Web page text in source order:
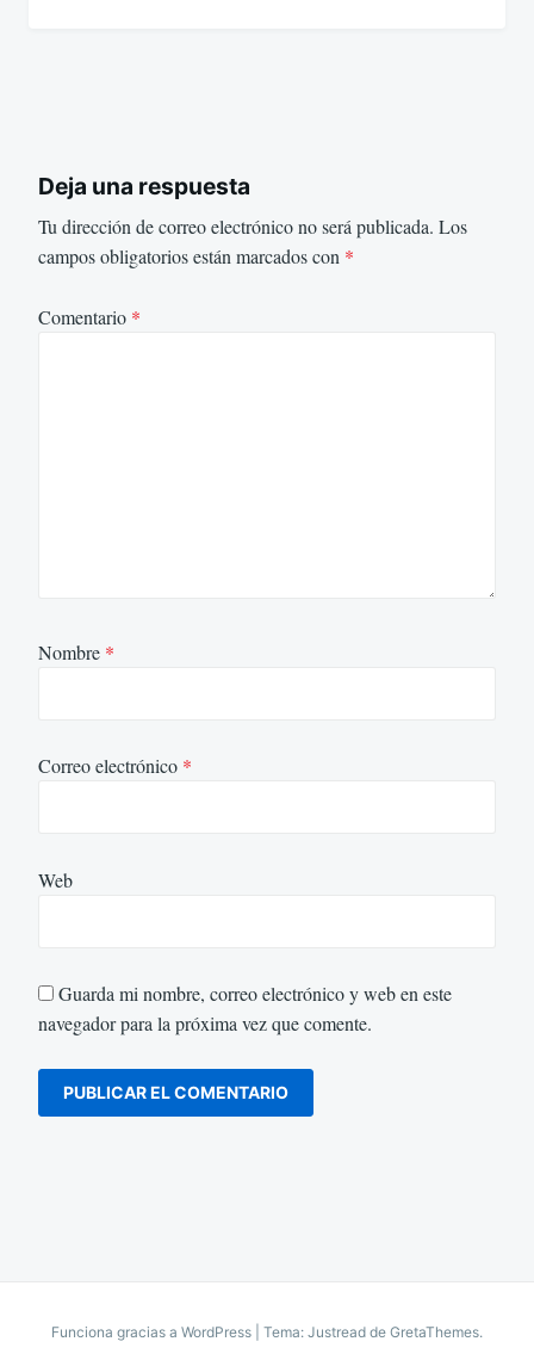
Deja una respuesta
Tu dirección de correo electrónico no será publicada. Los
campos obligatorios están marcados con *
Comentario *
Nombre *
Correo electrónico *
Web
Guarda mi nombre, correo electrónico y web en este
navegador para la próxima vez que comente.
Funciona gracias a WordPress Tema: Justread de GretaThemes.